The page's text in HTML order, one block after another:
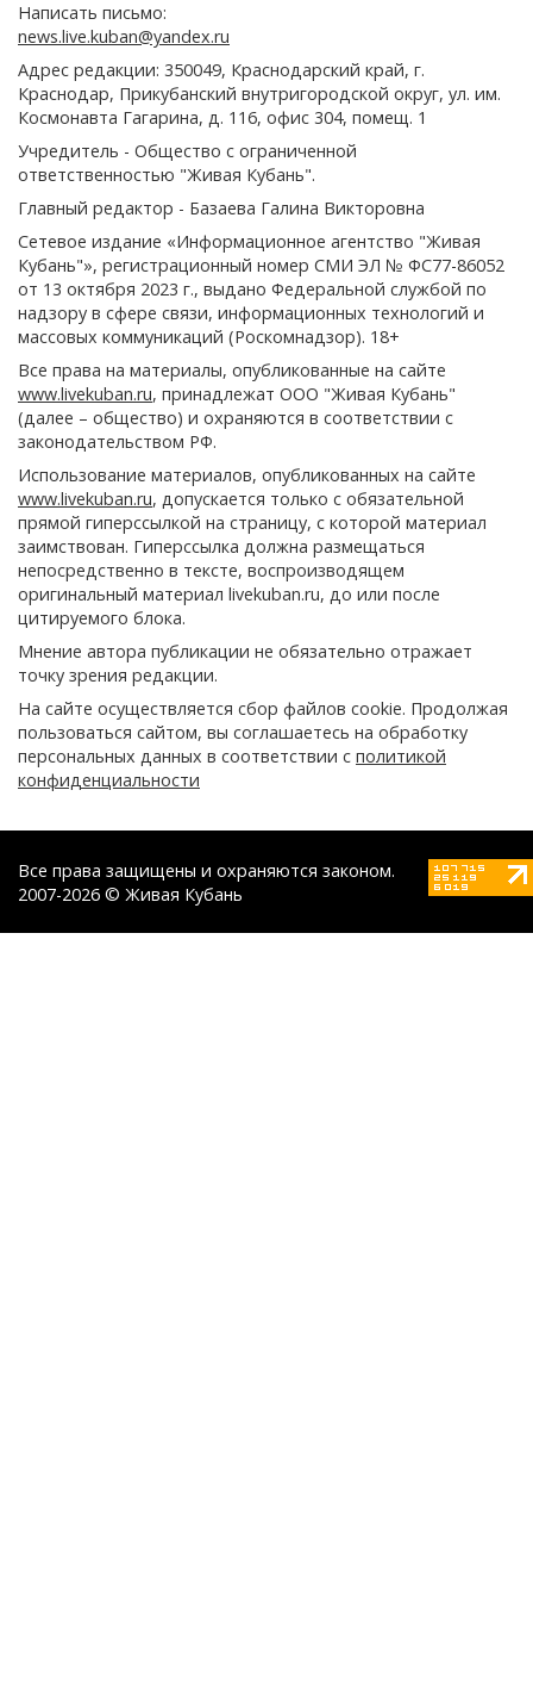
Написать письмо:
news.live.kuban@yandex.ru
Адрес редакции: 350049, Краснодарский край, г.
Краснодар, Прикубанский внутригородской округ, ул. им.
Космонавта Гагарина, д. 116, офис 304, помещ. 1
Учредитель - Общество с ограниченной
ответственностью "Живая Кубань".
Главный редактор - Базаева Галина Викторовна
Сетевое издание «Информационное агентство "Живая
Кубань"», регистрационный номер СМИ ЭЛ № ФС77-86052
от 13 октября 2023 г., выдано Федеральной службой по
надзору в сфере связи, информационных технологий и
массовых коммуникаций (Роскомнадзор). 18+
Все права на материалы, опубликованные на сайте
www.livekuban.ru, принадлежат ООО "Живая Кубань"
(далее – общество) и охраняются в соответствии с
законодательством РФ.
Использование материалов, опубликованных на сайте
www.livekuban.ru, допускается только с обязательной
прямой гиперссылкой на страницу, с которой материал
заимствован. Гиперссылка должна размещаться
непосредственно в тексте, воспроизводящем
оригинальный материал livekuban.ru, до или после
цитируемого блока.
Мнение автора публикации не обязательно отражает
точку зрения редакции.
На сайте осуществляется сбор файлов cookie. Продолжая
пользоваться сайтом, вы соглашаетесь на обработку
персональных данных в соответствии с политикой
конфиденциальности
Все права защищены и охраняются законом.
2007-2026 © Живая Кубань